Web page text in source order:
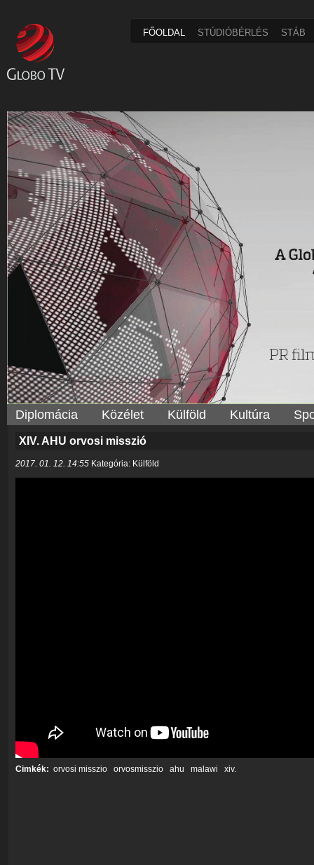
FŐOLDAL STÚDIÓBÉRLÉS STÁB
Diplomácia Közélet Külföld Kultúra
XIV. AHU orvosi misszió
2017. 01. 12. 14:55 Kategória: Külföld
Cimkék: orvosi misszio orvosmisszio ahu malawi xiv.